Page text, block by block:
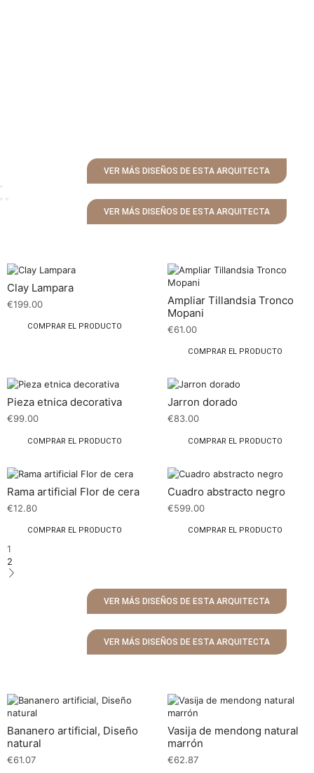
VER MÁS DISEÑOS DE ESTA ARQUITECTA
VER MÁS DISEÑOS DE ESTA ARQUITECTA
Clay Lampara
€199.00
COMPRAR EL PRODUCTO
Ampliar Tillandsia Tronco
Mopani
€61.00
COMPRAR EL PRODUCTO
Pieza etnica decorativa
€99.00
COMPRAR EL PRODUCTO
Jarron dorado
€83.00
COMPRAR EL PRODUCTO
Rama artificial Flor de cera
€12.80
COMPRAR EL PRODUCTO
Cuadro abstracto negro
€599.00
COMPRAR EL PRODUCTO
1
2
VER MÁS DISEÑOS DE ESTA ARQUITECTA
VER MÁS DISEÑOS DE ESTA ARQUITECTA
Bananero artificial, Diseño
natural
€61.07
Vasija de mendong natural
marrón
€62.87